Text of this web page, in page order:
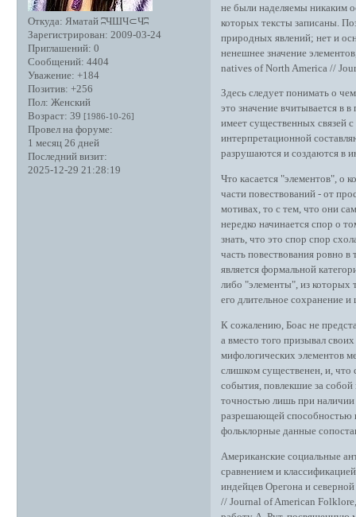
Откуда: Яматай ʭЧШЧ⊂Чʭ
Зарегистрирован: 2009-03-24
Приглашений: 0
Сообщений: 4404
Уважение: +184
Позитив: +256
Пол: Женский
Возраст: 39 [1986-10-26]
Провел на форуме:
1 месяц 26 дней
Последний визит:
2025-12-29 21:28:19
не были наделяемы никаким
которых тексты записаны.
природных явлений; нет и
ненешнее значение
natives of North America //
Здесь следует понимать о
это значение вчитывается в
имеет существенных связей
интерпретационной
разрушаются и создаются в
Что касается "элементов", о
части повествований - от
мотивах, то с тем, что они
нередко начинается спор о
знать, что это спор спор
часть повествования ровно
является формальной
либо "элементы", из которых
его длительное сохранение
К сожалению, Боас не
а вместо того призывал
мифологических элементов
слишком существенен, и, что
события, повлекшие за
точностью лишь при
разрешающей способностью
фольклорные данные
Американские социальные
сравнением и
индейцев Орегона и
// Journal of American